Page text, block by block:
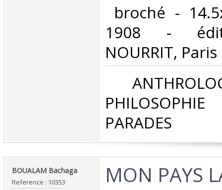
broché -
1908 -
NOURRIT, Paris‎
PHILOSOPHIE
PARADES‎
‎BOUALAM Bachaga‎
Reference : 10353
‎MON PAYS